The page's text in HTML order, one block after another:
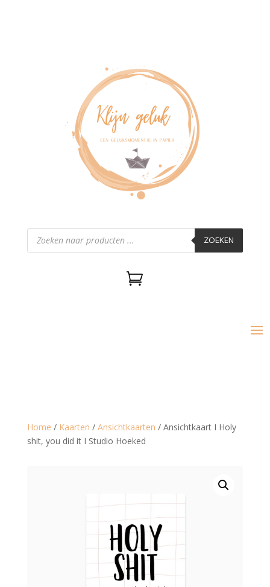
Producten
zoeken ZOEKEN

Home / Kaarten / Ansichtkaarten / Ansichtkaart I Holy
shit, you did it I Studio Hoeked